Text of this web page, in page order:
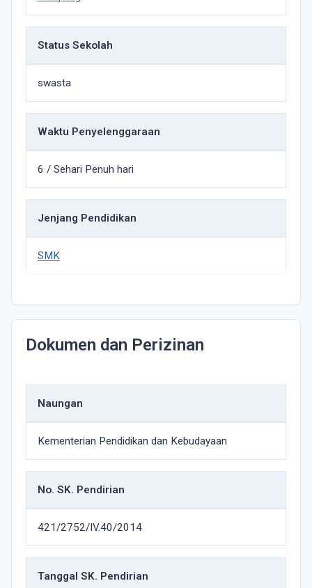
Status Sekolah
swasta
Waktu Penyelenggaraan
6 / Sehari Penuh hari
Jenjang Pendidikan
SMK
Dokumen dan Perizinan
Naungan
Kementerian Pendidikan dan Kebudayaan
No. SK. Pendirian
421/2752/IV.40/2014
Tanggal SK. Pendirian